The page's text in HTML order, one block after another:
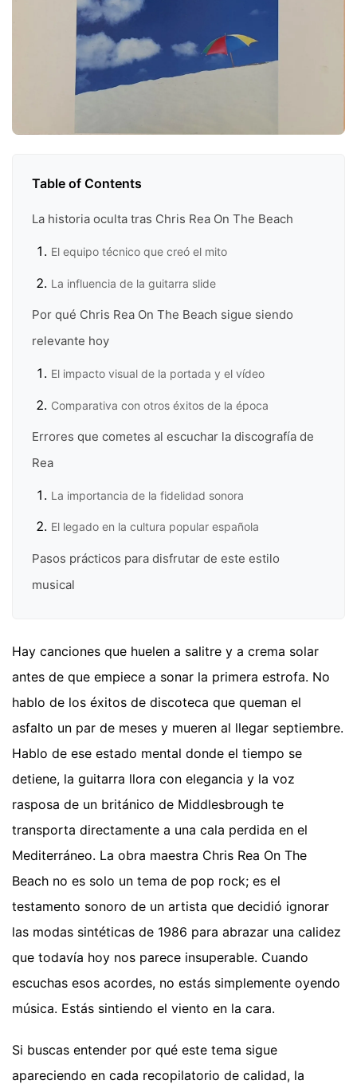
Table of Contents
La historia oculta tras Chris Rea On The Beach
El equipo técnico que creó el mito
La influencia de la guitarra slide
Por qué Chris Rea On The Beach sigue siendo
relevante hoy
El impacto visual de la portada y el vídeo
Comparativa con otros éxitos de la época
Errores que cometes al escuchar la discografía de
Rea
La importancia de la fidelidad sonora
El legado en la cultura popular española
Pasos prácticos para disfrutar de este estilo
musical
Hay canciones que huelen a salitre y a crema solar
antes de que empiece a sonar la primera estrofa. No
hablo de los éxitos de discoteca que queman el
asfalto un par de meses y mueren al llegar septiembre.
Hablo de ese estado mental donde el tiempo se
detiene, la guitarra llora con elegancia y la voz
rasposa de un británico de Middlesbrough te
transporta directamente a una cala perdida en el
Mediterráneo. La obra maestra Chris Rea On The
Beach no es solo un tema de pop rock; es el
testamento sonoro de un artista que decidió ignorar
las modas sintéticas de 1986 para abrazar una calidez
que todavía hoy nos parece insuperable. Cuando
escuchas esos acordes, no estás simplemente oyendo
música. Estás sintiendo el viento en la cara.
Si buscas entender por qué este tema sigue
apareciendo en cada recopilatorio de calidad, la